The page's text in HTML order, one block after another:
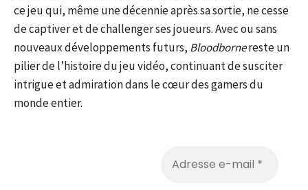
ce jeu qui, même une décennie après sa sortie, ne cesse
de captiver et de challenger ses joueurs. Avec ou sans
nouveaux développements futurs, Bloodbornereste un
pilier de l’histoire du jeu vidéo, continuant de susciter
intrigue et admiration dans le cœur des gamers du
monde entier.